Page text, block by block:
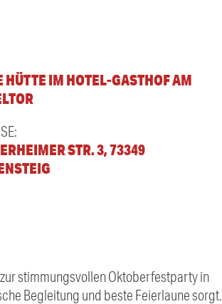
HÜTTE IM HOTEL-GASTHOF AM
STR. 3, 73349
stimmungsvollen Oktoberfestparty in
Begleitung und beste Feierlaune sorgt.